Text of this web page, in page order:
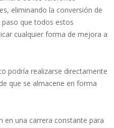
eliminando la conversión de
que todos estos
cualquier forma de mejora a
podría realizarse directamente
que se almacene en forma
en una carrera constante para